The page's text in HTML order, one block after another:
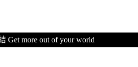
Get more out of your world